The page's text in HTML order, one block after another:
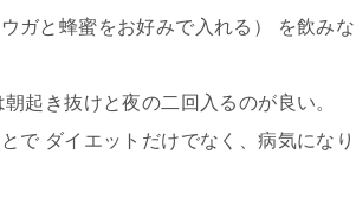
ガと蜂蜜をお好みで入れる） を飲みな
起き抜けと夜の二回入るのが良い。
で ダイエットだけでなく、病気になり